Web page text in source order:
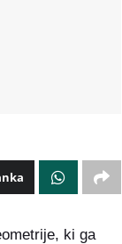
ki ga